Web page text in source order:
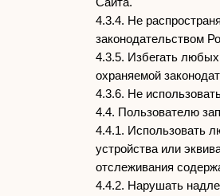
4.3.4. Не
законодательством
4.3.5. Избегать
охраняемой
4.3.6. Не
4.4. Пользователю
4.4.1. Использовать
устройства или
отслеживания
4.4.2. Нарушать